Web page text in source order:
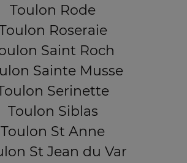
Toulon Rode
Roseraie
Saint Roch
Sainte Musse
Serinette
Toulon Siblas
Toulon St Anne
St Jean du Var